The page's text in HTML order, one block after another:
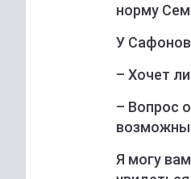
норму
У
– Хочет
– Вопрос
Я могу